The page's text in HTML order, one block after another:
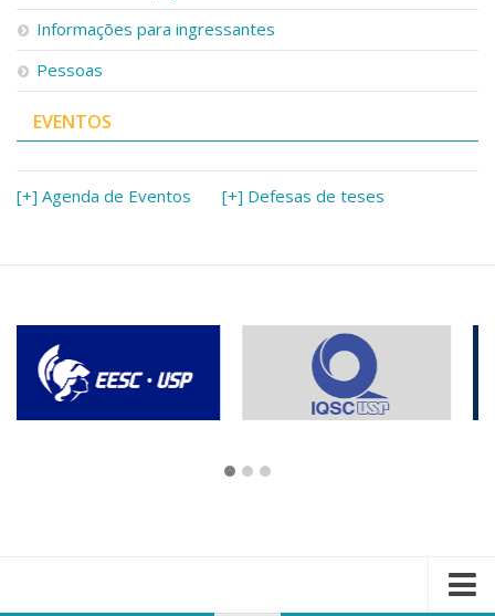
Informações para ingressantes
Pessoas
EVENTOS
[+] Agenda de Eventos [+] Defesas de teses